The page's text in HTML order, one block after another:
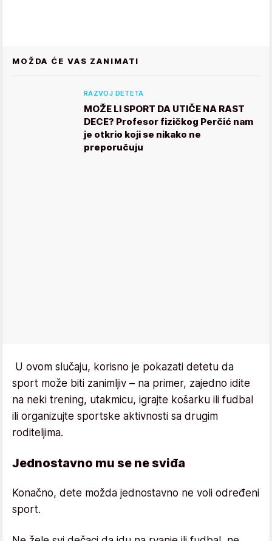
MOŽDA ĆE VAS ZANIMATI
RAZVOJ DETETA
MOŽE LI SPORT DA UTIČE NA RAST
DECE? Profesor fizičkog Perčić nam
je otkrio koji se nikako ne
preporučuju
U ovom slučaju, korisno je pokazati detetu da
sport može biti zanimljiv – na primer, zajedno idite
na neki trening, utakmicu, igrajte košarku ili fudbal
ili organizujte sportske aktivnosti sa drugim
roditeljima.
Jednostavno mu se ne sviđa
Konačno, dete možda jednostavno ne voli određeni
sport.